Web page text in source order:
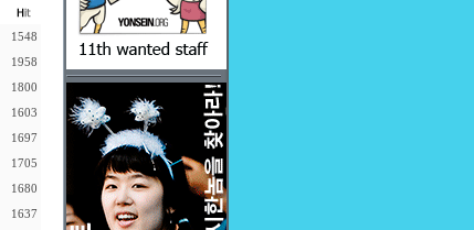
1548
1958
1800
1603
1697
1705
1680
1637